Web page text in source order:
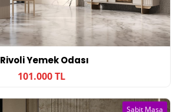
Rivoli Yemek Odası
101.000 TL
Sabit Masa